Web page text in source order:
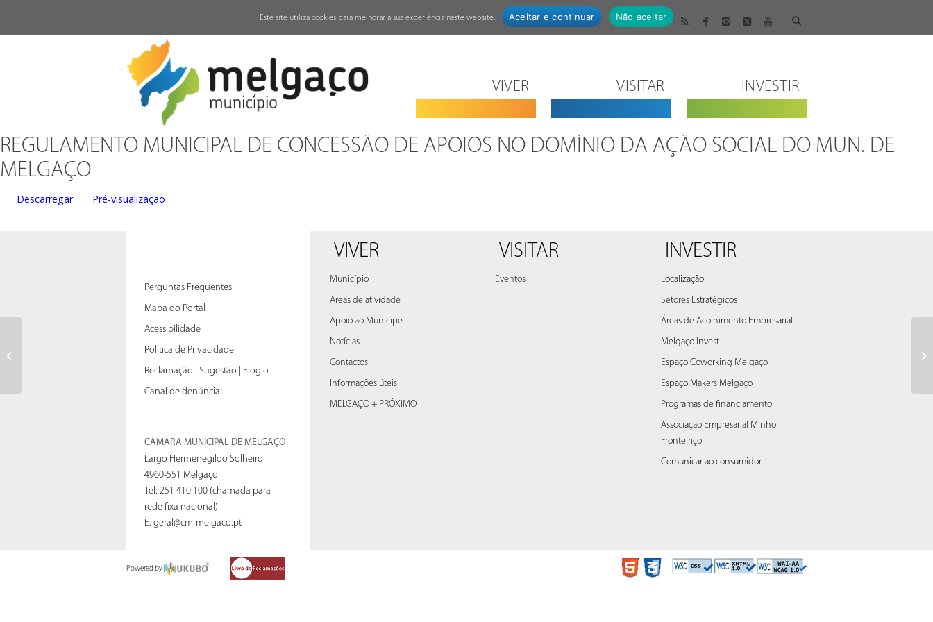
VIVER VISITAR INVESTIR
REGULAMENTO MUNICIPAL DE CONCESSÃO DE APOIOS NO DOMÍNIO DA AÇÃO SOCIAL DO MUN. DE
MELGAÇO
Descarregar Pré-visualização
Perguntas Frequentes
Mapa do Portal
Acessibilidade
Política de Privacidade
Reclamação | Sugestão | Elogio
Canal de denúncia
CÂMARA MUNICIPAL DE MELGAÇO
Largo Hermenegildo Solheiro
4960-551 Melgaço
Tel: 251 410 100 (chamada para
rede fixa nacional)
E:geral@cm-melgaco.pt
VIVER
Município
Áreas de atividade
Apoio ao Munícipe
Notícias
Contactos
Informações úteis
MELGAÇO + PRÓXIMO
VISITAR
Eventos
INVESTIR
Localização
Setores Estratégicos
Áreas de Acolhimento Empresarial
Melgaço Invest
Espaço Coworking Melgaço
Espaço Makers Melgaço
Programas de financiamento
Associação Empresarial Minho
Fronteiriço
Comunicar ao consumidor
Powered by
Este site utiliza cookies para melhorar a sua experiência neste website. Aceitar e continuar Não aceitar